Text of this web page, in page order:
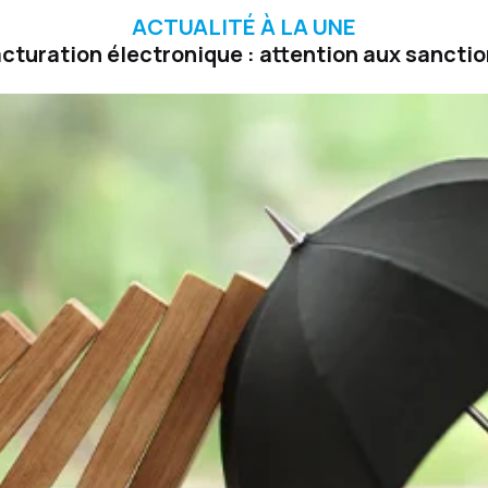
ACTUALITÉ À LA UNE
électronique : attention aux